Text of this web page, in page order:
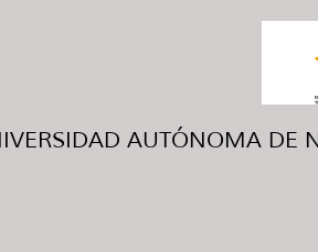
AUTÓNOMA DE